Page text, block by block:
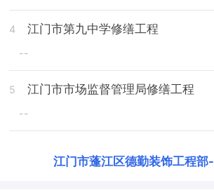
4 江门市第九中学修缮工程
--
5 江门市市场监督管理局修缮工程
--
江门市蓬江区德勤装饰工程部-